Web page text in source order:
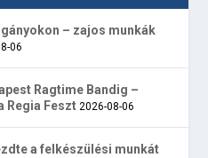
– zajos munkák
06
Ragtime Bandig –
Regia Feszt 2026-08-06
a felkészülési munkát